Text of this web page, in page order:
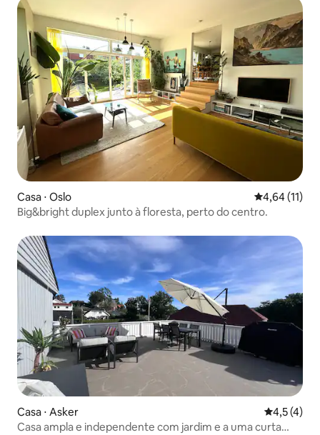
Casa ⋅ Oslo 4,64 de uma
4,64 (11)
Big&bright duplex junto à floresta, perto do centro.
Casa ⋅ Asker 4,5 de
4,5 (4)
Casa ampla e independente com jardim e a uma curta